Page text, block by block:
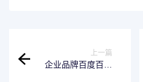
上一篇
企业品牌百度百科